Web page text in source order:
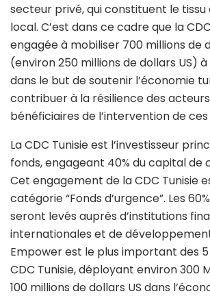
secteur privé, qui constituent le
local. C’est dans ce cadre que la
engagée à mobiliser 700 millions de
(environ 250 millions de dollars US)
dans le but de soutenir l’économie
contribuer à la résilience des
bénéficiaires de l’intervention de ces
La CDC Tunisie est l’investisseur
fonds, engageant 40% du capital de
Cet engagement de la CDC Tunisie
catégorie “Fonds d’urgence”. Les
seront levés auprès d’institutions
internationales et de
Empower est le plus important des
CDC Tunisie, déployant environ 300
100 millions de dollars US dans